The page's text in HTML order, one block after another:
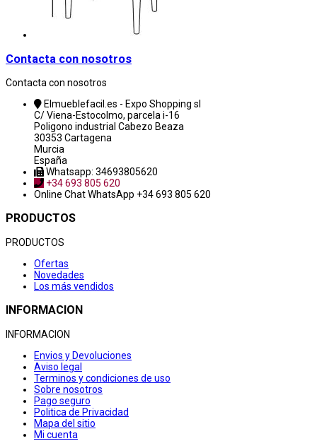
Contacta con nosotros
Contacta con nosotros
Elmueblefacil.es - Expo Shopping sl
C/ Viena-Estocolmo, parcela i-16
Poligono industrial Cabezo Beaza
30353 Cartagena
Murcia
España
Whatsapp: 34693805620
+34 693 805 620
Online ChatWhatsApp +34 693 805 620
PRODUCTOS
PRODUCTOS
Ofertas
Novedades
Los más vendidos
INFORMACION
INFORMACION
Envios y Devoluciones
Aviso legal
Terminos y condiciones de uso
Sobre nosotros
Pago seguro
Politica de Privacidad
Mapa del sitio
Mi cuenta